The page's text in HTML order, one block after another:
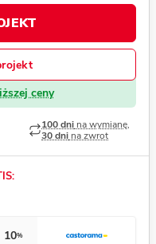
ceny
100 dni na wymianę,
30 dni na zwrot
10%